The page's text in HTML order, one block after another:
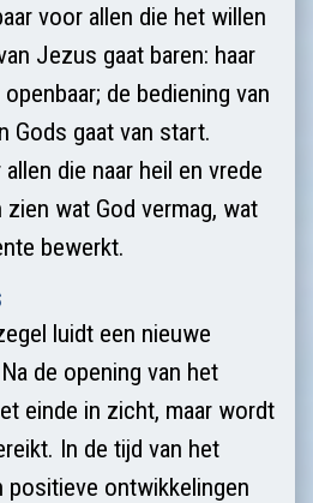
voor allen die het willen
Jezus gaat baren: haar
de bediening van
Gods gaat van start.
die naar heil en vrede
zien wat God vermag, wat
bewerkt.
luidt een nieuwe
de opening van het
einde in zicht, maar wordt
In de tijd van het
positieve ontwikkelingen